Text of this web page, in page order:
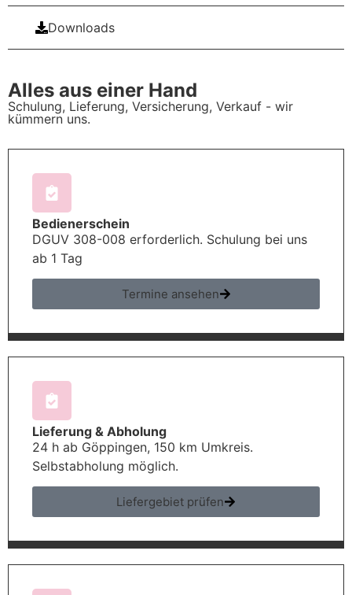
Downloads
Alles aus einer Hand
Schulung, Lieferung, Versicherung, Verkauf - wir
kümmern uns.
Bedienerschein
DGUV 308-008 erforderlich. Schulung bei uns
ab 1 Tag
Termine ansehen
Lieferung & Abholung
24 h ab Göppingen, 150 km Umkreis.
Selbstabholung möglich.
Liefergebiet prüfen